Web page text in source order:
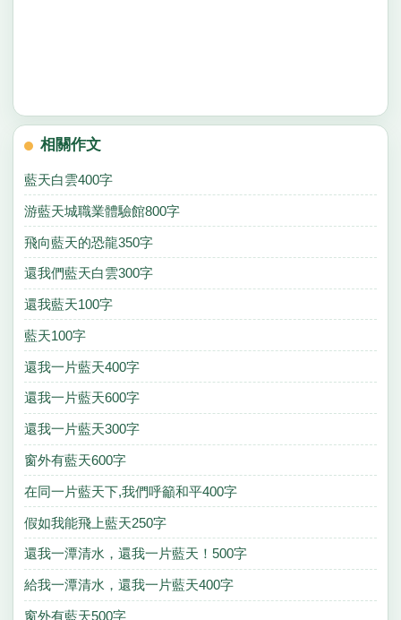
相關作文
藍天白雲400字
游藍天城職業體驗館800字
飛向藍天的恐龍350字
還我們藍天白雲300字
還我藍天100字
藍天100字
還我一片藍天400字
還我一片藍天600字
還我一片藍天300字
窗外有藍天600字
在同一片藍天下,我們呼籲和平400字
假如我能飛上藍天250字
還我一潭清水，還我一片藍天！500字
給我一潭清水，還我一片藍天400字
窗外有藍天500字